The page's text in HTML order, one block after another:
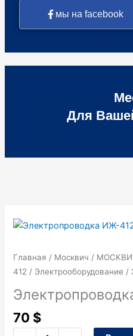
мы на facebook
Для
Главная / Москвич /
412 / Электрооборудование /
70 $
Количество
Электропроводка
ИЖ-412.